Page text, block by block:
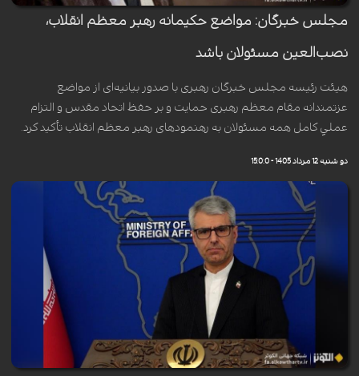
مجلس خبرگان: مواضع حکیمانه رهبر معظم انقلاب،
نصب‌العین مسئولان باشد
هیئت رئیسه مجلس خبرگان رهبری با صدور بیانیه‌ای از مواضع
عزتمندانه مقام معظم رهبری حمایت و بر حفظ اتحاد مقدس و التزام
عملیِ کامل همه مسئولان به رهنمودهای رهبر معظم انقلاب تأکید کرد.
دو شنبه 12 مرداد 1405 - 15:0:0